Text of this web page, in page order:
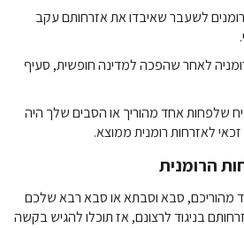
רומנים לשעבר שאיבדו את אזרחותם עקב
לאחר שהפכה למדינה חופשית, סעיף
שלפחות אחד מהוריך או הסבים שלך היה
לאזרחות רומנית ממוצא.
אחד מהוריכם, סבא וסבתא או סבא רבא שלכם
בניגוד לרצונם, אז תוכלו להגיש בקשה